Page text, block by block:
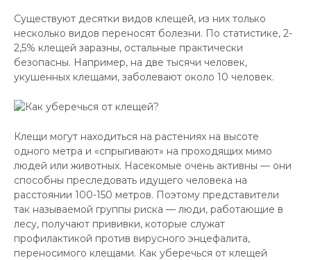
Существуют десятки видов клещей, из них только
несколько видов переносят болезни. По статистике, 2-
2,5% клещей заразны, остальные практически
безопасны. Например, на две тысячи человек,
укушенных клещами, заболевают около 10 человек.
Клещи могут находиться на растениях на высоте
одного метра и «спрыгивают» на проходящих мимо
людей или животных. Насекомые очень активны — они
способны преследовать идущего человека на
расстоянии 100-150 метров. Поэтому представители
так называемой группы риска — люди, работающие в
лесу, получают прививки, которые служат
профилактикой против вирусного энцефалита,
переносимого клещами. Как уберечься от клещей